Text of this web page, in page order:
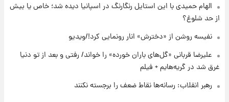
الهام حمیدی با این استایل رنگارنگ در اسپانیا دیده شد؛ خاص یا بیش
از حد شلوغ؟
نفیسه روشن از «دخترش» انار رونمایی کرد!/ویدیو
علیرضا قربانی «گل‌های باران خورده» را خواند/ رفتی و بعد از تو دنیا
غرق شد در گریه‌هایم + فیلم
رهبر انقلاب: رسانه‌ها نقاط ضعف را برجسته نکنند